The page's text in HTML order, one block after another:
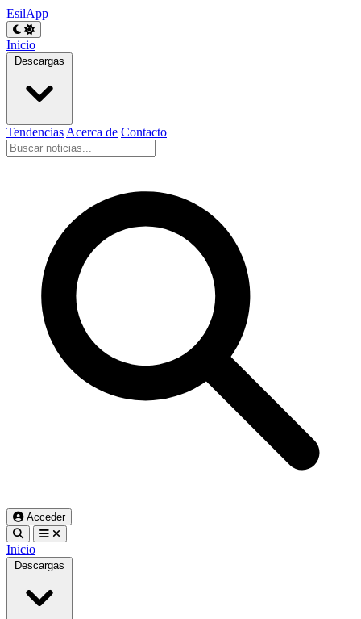
EsilApp
Inicio
Descargas
Tendencias Acerca de Contacto
Acceder
Inicio
Descargas